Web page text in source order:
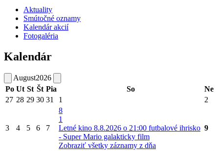
Aktuality
Smútočné oznamy
Kalendár akcií
Fotogaléria
Kalendár
August2026
Po Ut St Št Pia So
Ne
27 28 29 30 31 1 2
3 4 5 6 7
8
1
Letné kino 8.8.2026 o 21:00 futbalové ihrisko
- Super Mario galakticky film
Zobraziť všetky záznamy z dňa
9